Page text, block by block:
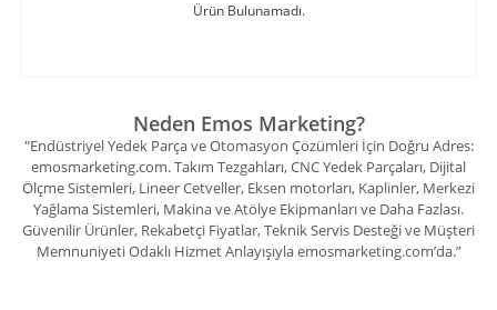
Ürün Bulunamadı.
Neden Emos Marketing?
"Endüstriyel Yedek Parça ve Otomasyon Çözümleri İçin Doğru Adres:
emosmarketing.com. Takım Tezgahları, CNC Yedek Parçaları, Dijital
Ölçme Sistemleri, Lineer Cetveller, Eksen motorları, Kaplinler, Merkezi
Yağlama Sistemleri, Makina ve Atölye Ekipmanları ve Daha Fazlası.
Güvenilir Ürünler, Rekabetçi Fiyatlar, Teknik Servis Desteği ve Müşteri
Memnuniyeti Odaklı Hizmet Anlayışıyla emosmarketing.com’da.”